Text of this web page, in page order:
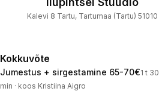
Kalevi 8 Tartu, Tartumaa (Tartu) 51010
Kokkuvõte
Kokkuvõte
Jumestus + sirgestamine 65-70€1 t 30
min · koos Kristiina Aigro